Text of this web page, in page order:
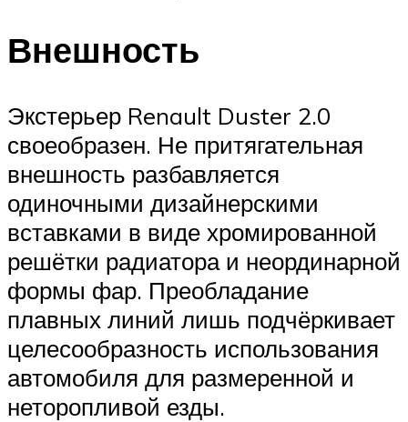
Внешность
Экстерьер Renault Duster 2.0
своеобразен. Не притягательная
внешность разбавляется
одиночными дизайнерскими
вставками в виде хромированной
решётки радиатора и неординарной
формы фар. Преобладание
плавных линий лишь подчёркивает
целесообразность использования
автомобиля для размеренной и
неторопливой езды.